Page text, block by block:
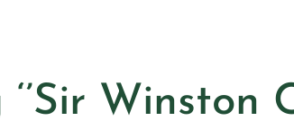
Winston